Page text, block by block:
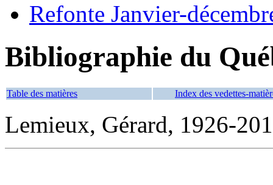
Refonte Janvier-
Bibliographie du
Table des matières Index des vedettes-
Lemieux, Gérard, 1926-